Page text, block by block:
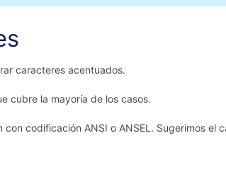
caracteres acentuados.
cubre la mayoría de los casos.
codificación ANSI o ANSEL. Sugerimos el